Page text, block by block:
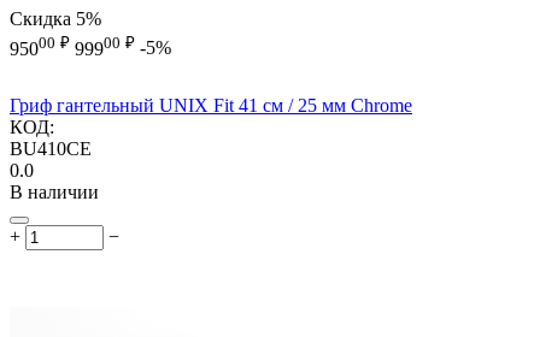
Скидка 5%
95000 ₽ 99900 ₽ -5%
Гриф гантельный UNIX Fit 41 см / 25 мм Chrome
КОД:
BU410CE
0.0
В наличии
+ −